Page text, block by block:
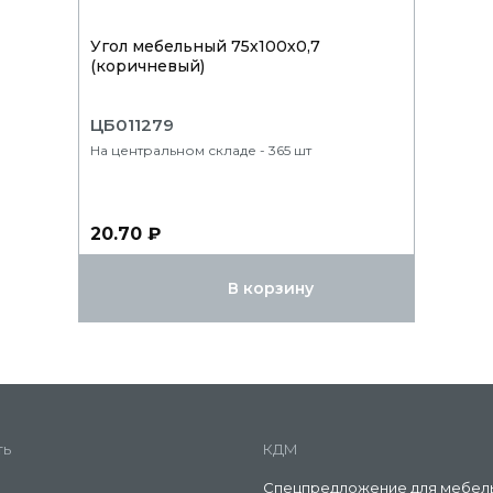
Угол мебельный 75х100х0,7
(коричневый)
ЦБ011279
На центральном складе - 365 шт
20.70 ₽
В корзину
КДМ
Спецпредложение для